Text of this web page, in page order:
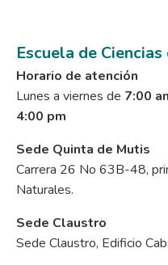
Escuela de
Horario de atención
Lunes a viernes de 7:00
4:00 pm
Sede Quinta de Mutis
Carrera 26 No 63B-48,
Naturales.
Sede Claustro
Sede Claustro, Edificio